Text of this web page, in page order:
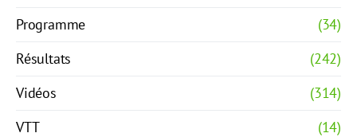
Programme
(34)
Résultats
(242)
Vidéos
(314)
VTT
(14)